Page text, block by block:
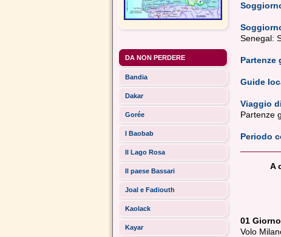
DA NON PERDERE
Bandia
Dakar
Gorée
I Baobab
Il Lago Rosa
Il paese Bassari
Joal e Fadiouth
Kaolack
Kayar
Senegal:
Partenze
Guide
Viaggio
Partenze
Periodo
A
01 Giorno
Volo